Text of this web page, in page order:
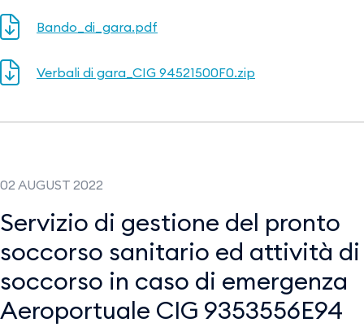
Bando_di_gara.pdf
Verbali di gara_CIG 94521500F0.zip
02 AUGUST 2022
Servizio di gestione del pronto
soccorso sanitario ed attività di
soccorso in caso di emergenza
Aeroportuale CIG 9353556E94